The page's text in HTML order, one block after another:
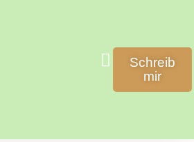
Schreib
mir